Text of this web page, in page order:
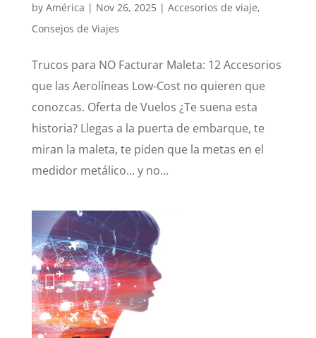
by América | Nov 26, 2025| Accesorios de viaje,
Consejos de Viajes
Trucos para NO Facturar Maleta: 12 Accesorios
que las Aerolíneas Low-Cost no quieren que
conozcas. Oferta de Vuelos ¿Te suena esta
historia? Llegas a la puerta de embarque, te
miran la maleta, te piden que la metas en el
medidor metálico… y no...